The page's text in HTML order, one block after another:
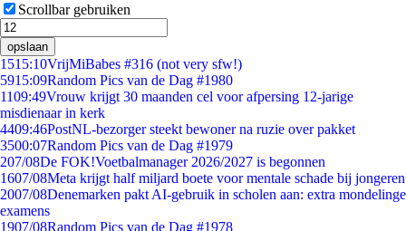
Scrollbar gebruiken
opslaan
1515:10VrijMiBabes #316 (not very sfw!)
5915:09Random Pics van de Dag #1980
1109:49Vrouw krijgt 30 maanden cel voor afpersing 12-jarige
misdienaar in kerk
4409:46PostNL-bezorger steekt bewoner na ruzie over pakket
3500:07Random Pics van de Dag #1979
207/08De FOK!Voetbalmanager 2026/2027 is begonnen
1607/08Meta krijgt half miljard boete voor mentale schade bij jongeren
2007/08Denemarken pakt AI-gebruik in scholen aan: extra mondelinge
examens
1907/08Random Pics van de Dag #1978